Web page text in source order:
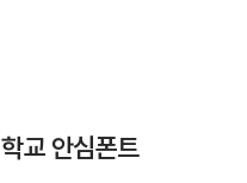
학교 안심폰트